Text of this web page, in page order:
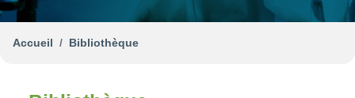
Accueil Bibliothèque